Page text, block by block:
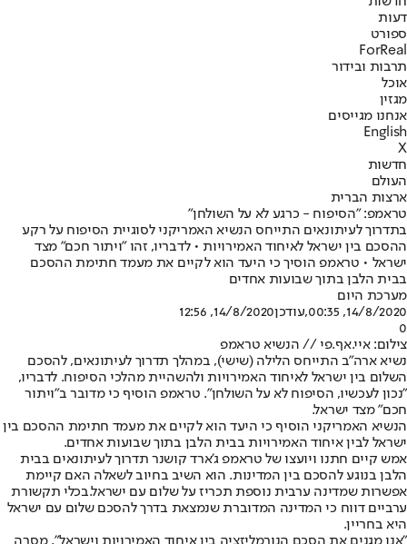
דעות
ספורט
ForReal
תרבות ובידור
אוכל
מגזין
אנחנו מגייסים
English
X
חדשות
העולם
ארצות הברית
טראמפ: "הסיפוח - כרגע לא על השולחן"
בתדרוך לעיתונאים התייחס הנשיא האמריקני לסוגיית הסיפוח על רקע
ההסכם בין ישראל לאיחוד האמירויות • לדבריו, זהו "ויתור חכם" מצד
ישראל • טראמפ הוסיך כי היעד הוא לקיים את מעמד חתימת ההסכם
בבית הלבן בתוך שבועות אחדים
מערכת היום
14/8/2020, 00:35
,עודכן14/8/2020, 12:56
0
צילום: איי.אף.פי // הנשיא טראמפ
נשיא ארה"ב התייחס הלילה (שישי), במהלך תדרוך לעיתונאים, להסכם
השלום בין ישראל לאיחוד האמירויות ולהשהיית מהלכי הסיפוח. לדבריו,
"נכון לעכשיו, הסיפוח לא על השולחן". טראמפ הוסיף כי מדובר ב"ויתור
חכם" מצד ישראל.
הנשיא האמריקני הוסיף כי היעד הוא לקיים את מעמד חתימת ההסכם בין
ישראל לבין איחוד האמירויות בבית הלבן בתוך שבועות אחדים.
אמש קיים חתנו ויועצו של טראמפ ג'ארד קושנר תדרוך לעיתונאים בבית
הלבן בנוגע להסכם בין המדינות. הוא השיב בחיוב לשאלה האם קיימת
אפשרות שמדינה ערבית נוספת תכריז על שלום עם ישראל.בכלי תקשורת
ערביים דווח כי המדינה המדוברת שנמצאת בדרך להסכם שלום עם ישראל
היא בחריין.